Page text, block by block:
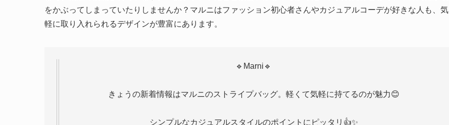
をかぶってしまっていたりしませんか？マルニはファッション初心者さんやカジュアルコーデが好きな人も、気
軽に取り入れられるデザインが豊富にあります。
🔹Marni🔹
きょうの新着情報はマルニのストライプバッグ。軽くて気軽に持てるのが魅力😊
シンプルなカジュアルスタイルのポイントにピッタリ👍✨